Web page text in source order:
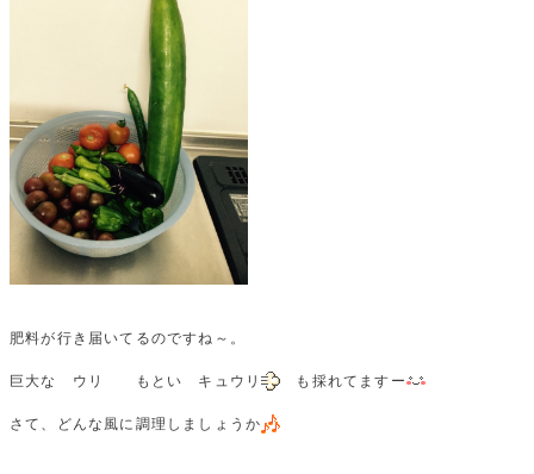
肥料が行き届いてるのですね～。
巨大な ウリ もとい キュウリ も採れてますー
さて、どんな風に調理しましょうか